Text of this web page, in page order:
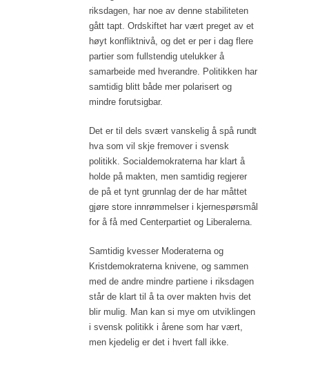
riksdagen, har noe av denne stabiliteten
gått tapt. Ordskiftet har vært preget av et
høyt konfliktnivå, og det er per i dag flere
partier som fullstendig utelukker å
samarbeide med hverandre. Politikken har
samtidig blitt både mer polarisert og
mindre forutsigbar.
Det er til dels svært vanskelig å spå rundt
hva som vil skje fremover i svensk
politikk. Socialdemokraterna har klart å
holde på makten, men samtidig regjerer
de på et tynt grunnlag der de har måttet
gjøre store innrømmelser i kjernespørsmål
for å få med Centerpartiet og Liberalerna.
Samtidig kvesser Moderaterna og
Kristdemokraterna knivene, og sammen
med de andre mindre partiene i riksdagen
står de klart til å ta over makten hvis det
blir mulig. Man kan si mye om utviklingen
i svensk politikk i årene som har vært,
men kjedelig er det i hvert fall ikke.